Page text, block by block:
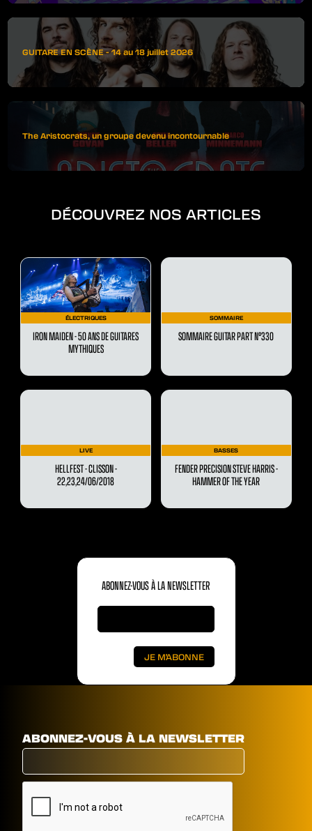
GUITARE EN SCÈNE - 14 au 18 juillet 2026
The Aristocrats, un groupe devenu incontournable
DÉCOUVREZ NOS ARTICLES
ÉLECTRIQUES
IRON MAIDEN - 50 ANS DE GUITARES
MYTHIQUES
SOMMAIRE
SOMMAIRE GUITAR PART N°330
LIVE
HELLFEST - CLISSON -
22,23,24/06/2018
BASSES
FENDER PRECISION STEVE HARRIS -
HAMMER OF THE YEAR
ABONNEZ-VOUS À LA NEWSLETTER
ABONNEZ-VOUS À LA NEWSLETTER